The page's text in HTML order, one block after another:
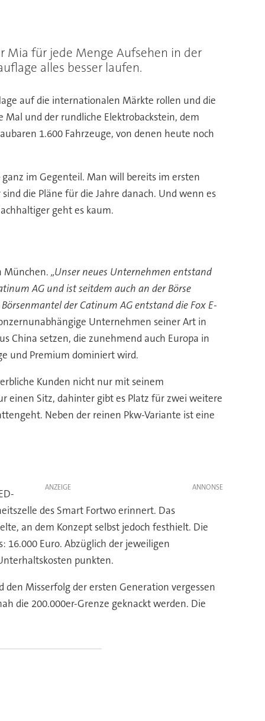
Mia für jede Menge Aufsehen in der
alles besser laufen.
auf die internationalen Märkte rollen und die
und der rundliche Elektrobackstein, dem
1.600 Fahrzeuge, von denen heute noch
im Gegenteil. Man will bereits im ersten
die Pläne für die Jahre danach. Und wenn es
geht es kaum.
München.„Unser neues Unternehmen entstand
AG und ist seitdem auch an der Börse
der Catinum AG entstand die Fox E-
Unternehmen seiner Art in
China setzen, die zunehmend auch Europa in
und Premium dominiert wird.
Kunden nicht nur mit seinem
einen Sitz, dahinter gibt es Platz für zwei weitere
Neben der reinen Pkw-Variante ist eine
ANZEIGE
des Smart Fortwo erinnert. Das
an dem Konzept selbst jedoch festhielt. Die
16.000 Euro. Abzüglich der jeweiligen
punkten.
Misserfolg der ersten Generation vergessen
die 200.000er-Grenze geknackt werden. Die